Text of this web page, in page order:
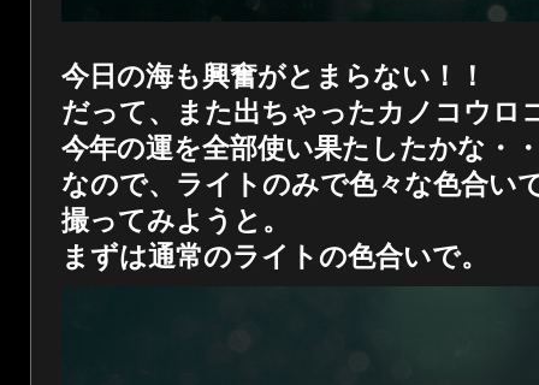
今日の海も興奮がとまらない！！
だって、また出ちゃったカノコウロ
今年の運を全部使い果たしたかな・
なので、ライトのみで色々な色合い
撮ってみようと。
まずは通常のライトの色合いで。